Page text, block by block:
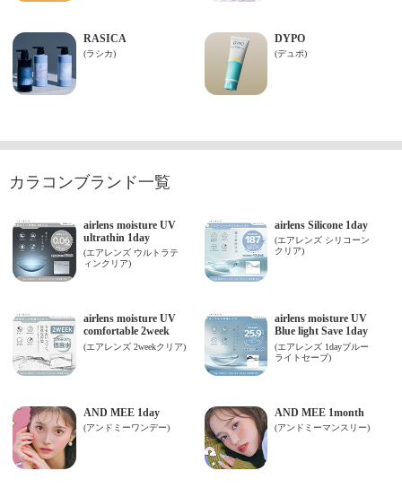
カラコンブランド一覧